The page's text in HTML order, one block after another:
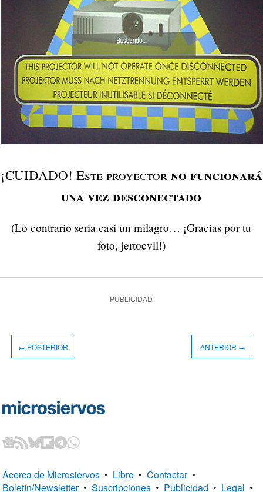
¡CUIDADO! Este proyector no funcionará
una vez desconectado
(Lo contrario sería casi un milagro… ¡Gracias por tu
foto, jertocvil!)
PUBLICIDAD
← POSTERIOR ANTERIOR →
Acerca de Microsiervos • Libro • Contactar •
Boletín/Newsletter • Suscripciones • Publicidad • Legal •